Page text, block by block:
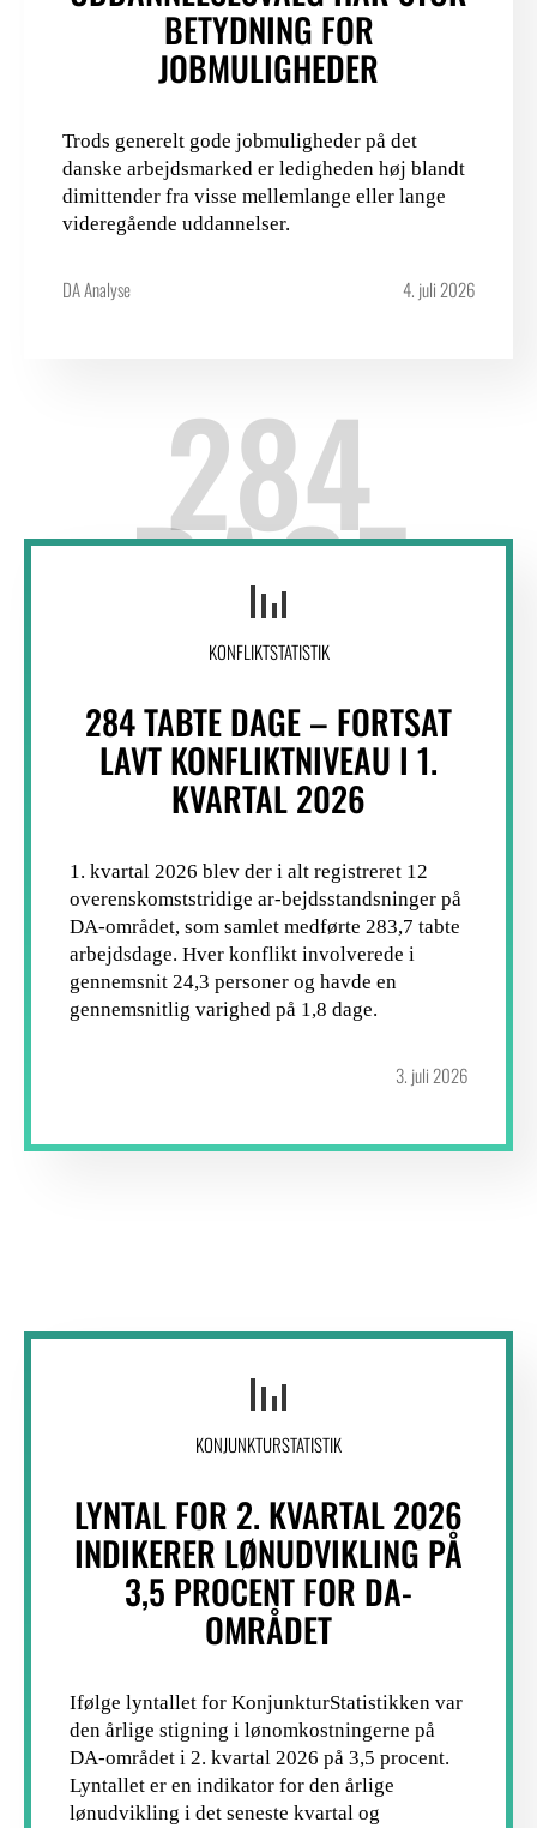
BETYDNING FOR
JOBMULIGHEDER
Trods generelt gode jobmuligheder på det
danske arbejdsmarked er ledigheden høj blandt
dimittender fra visse mellemlange eller lange
videregående uddannelser.
DA Analyse 4. juli 2026
284
DAGE
KONFLIKTSTATISTIK
284 TABTE DAGE – FORTSAT
LAVT KONFLIKTNIVEAU I 1.
KVARTAL 2026
1. kvartal 2026 blev der i alt registreret 12
overenskomststridige ar-bejdsstandsninger på
DA-området, som samlet medførte 283,7 tabte
arbejdsdage. Hver konflikt involverede i
gennemsnit 24,3 personer og havde en
gennemsnitlig varighed på 1,8 dage.
3. juli 2026
KONJUNKTURSTATISTIK
LYNTAL FOR 2. KVARTAL 2026
INDIKERER LØNUDVIKLING PÅ
3,5 PROCENT FOR DA-
OMRÅDET
Ifølge lyntallet for KonjunkturStatistikken var
den årlige stigning i lønomkostningerne på
DA-området i 2. kvartal 2026 på 3,5 procent.
Lyntallet er en indikator for den årlige
lønudvikling i det seneste kvartal og